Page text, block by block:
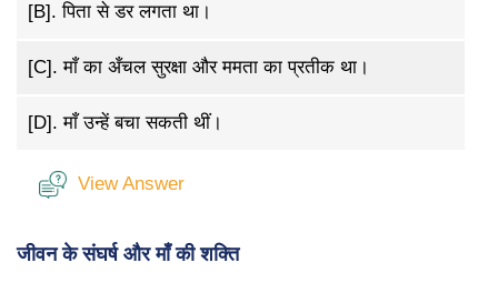
[B].पिता से डर लगता था।
[C].माँ का अँचल सुरक्षा और ममता का प्रतीक था।
[D].माँ उन्हें बचा सकती थीं।
View Answer
जीवन के संघर्ष और माँ की शक्ति